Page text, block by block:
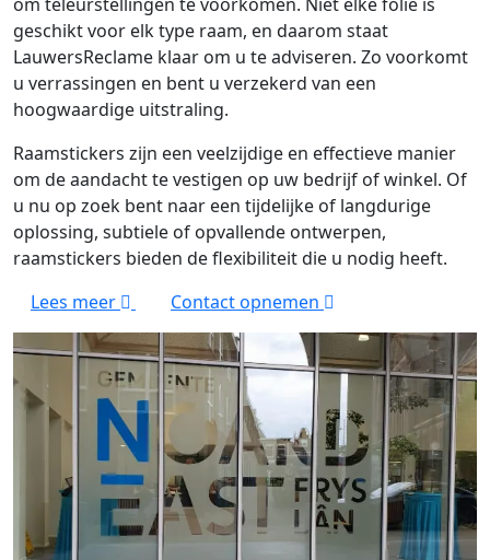
geschikt voor elk type raam, en daarom staat
LauwersReclame klaar om u te adviseren. Zo voorkomt
u verrassingen en bent u verzekerd van een
hoogwaardige uitstraling.
Raamstickers zijn een veelzijdige en effectieve manier
om de aandacht te vestigen op uw bedrijf of winkel. Of
u nu op zoek bent naar een tijdelijke of langdurige
oplossing, subtiele of opvallende ontwerpen,
raamstickers bieden de flexibiliteit die u nodig heeft.
Lees meer
Contact opnemen